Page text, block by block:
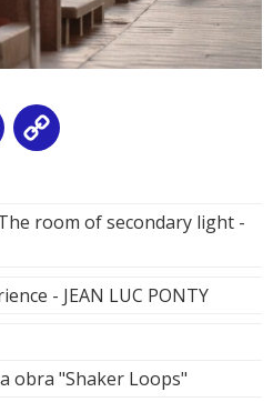
Email
room of secondary light -
- JEAN LUC PONTY
obra "Shaker Loops"